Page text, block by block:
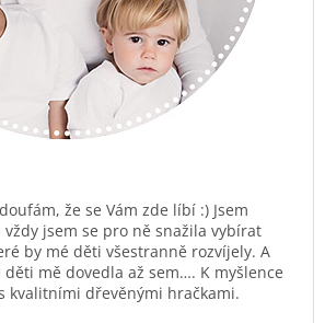
že se Vám zde líbí :) Jsem
jsem se pro ně snažila vybírat
by mé děti všestranně rozvíjely. A
mě dovedla až sem…. K myšlence
kvalitními dřevěnými hračkami.